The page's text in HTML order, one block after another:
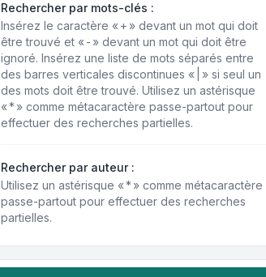
Rechercher par mots-clés :
Insérez le caractère « + » devant un mot qui doit
être trouvé et « - » devant un mot qui doit être
ignoré. Insérez une liste de mots séparés entre
des barres verticales discontinues « | » si seul un
des mots doit être trouvé. Utilisez un astérisque
« * » comme métacaractère passe-partout pour
effectuer des recherches partielles.
Rechercher par auteur :
Utilisez un astérisque « * » comme métacaractère
passe-partout pour effectuer des recherches
partielles.